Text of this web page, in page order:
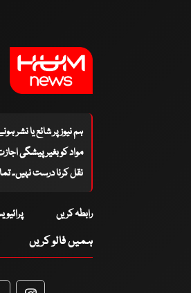
ہم نیوز پر شائع یا نشر
مواد کو بغیر پیشگی
نقل کرنا درست نہیں۔
رابطہ کریں
ہمیں فالو کریں